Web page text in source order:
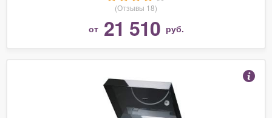
(Отзывы 18)
от 21 510 руб.